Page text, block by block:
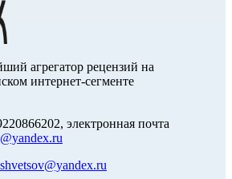
агрегатор рецензий на
интернет-сегменте
электронная почта